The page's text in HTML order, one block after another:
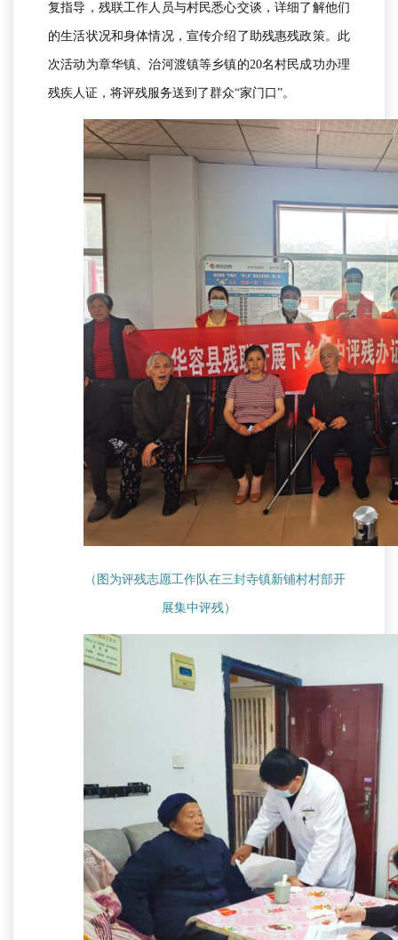
复指导，残联工作人员与村民悉心交谈，详细了解他们
的生活状况和身体情况，宣传介绍了助残惠残政策。此
次活动为章华镇、治河渡镇等乡镇的20名村民成功办理
残疾人证，将评残服务送到了群众“家门口”。
（图为评残志愿工作队在三封寺镇新铺村村部开
展集中评残）